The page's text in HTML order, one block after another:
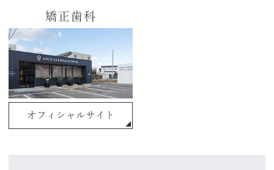
矯正歯科
オフィシャルサイト